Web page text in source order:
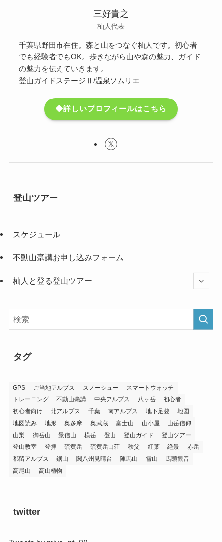
三好貴之
杣人代表
千葉県野田市在住。森と山をつなぐ杣人です。初心者
でも経験者でもOK。歩きながら山や森の魅力、ガイド
の魅力を伝えていきます。
登山ガイドステージⅡ/温泉ソムリエ
◆詳しいプロフィールはこちら
登山ツアー
スケジュール
不動山毫講お申し込みフォーム
杣人と登る登山ツアー
タグ
GPS ご当地アルプス スノーシュー
スマートウォッチ
トレーニング
不動山毫講 中央アルプス 八ヶ岳
初心者
初心者向け
北アルプス 千葉 南アルプス 地下足袋
地図
地図読み
地形 奥多摩 奥武蔵 富士山 山小屋
山岳信仰
山梨
御岳山 景信山 横岳 登山 登山ガイド
登山ツアー
登山教室
登拝 硫黄岳 硫黄岳山荘 秩父 紅葉 絶景
赤岳
都留アルプス
鋸山 関八州見晴台 陣馬山 雪山
馬頭観音
高尾山
高山植物
twitter